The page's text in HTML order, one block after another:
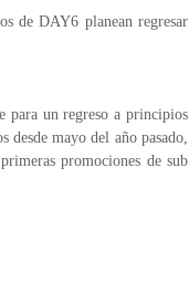
de DAY6 planean regresar
para un regreso a principios
mayo del año pasado,
promociones de sub